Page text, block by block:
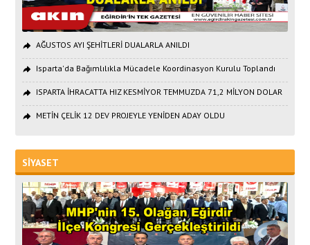
AĞUSTOS AYI ŞEHİTLERİ DUALARLA ANILDI
Isparta'da Bağımlılıkla Mücadele Koordinasyon Kurulu Toplandı
ISPARTA İHRACATTA HIZ KESMİYOR TEMMUZDA 71,2 MİLYON DOLAR
METİN ÇELİK 12 DEV PROJEYLE YENİDEN ADAY OLDU
SİYASET